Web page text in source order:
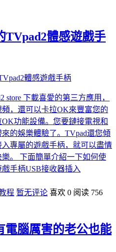
TVpad2體感遊戲手
store 下載喜愛的第三方應用，
，還可以卡拉OK來豐富您的
功能設備。您要鏈接電視和
的娛樂體驗了。TVpad還您傾
專屬的遊戲手柄，就可以盡情
。 下面簡單介紹一下如何使
手柄USB接收器插入
程 暂无评论 喜欢 0 阅读 756
電腦厲害的老公也能